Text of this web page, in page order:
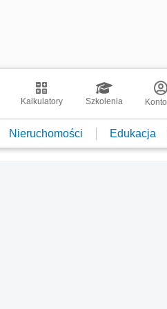
Kalkulatory Szkolenia Konto
Nieruchomości Edukacja